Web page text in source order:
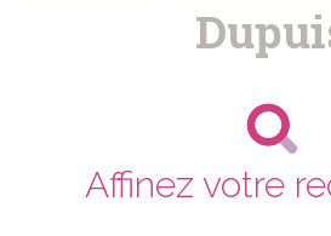
Affinez votre